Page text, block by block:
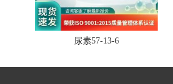
尿素57-13-6